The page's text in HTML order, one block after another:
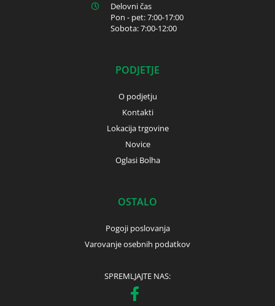
Delovni čas
Pon - pet: 7:00-17:00
Sobota: 7:00-12:00
PODJETJE
O podjetju
Kontakti
Lokacija trgovine
Novice
Oglasi Bolha
OSTALO
Pogoji poslovanja
Varovanje osebnih podatkov
SPREMLJAJTE NAS: